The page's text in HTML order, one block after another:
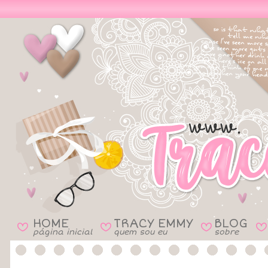
B HOME
página inicial B TRACY EMMY
quem sou eu B BLOG
sobre B